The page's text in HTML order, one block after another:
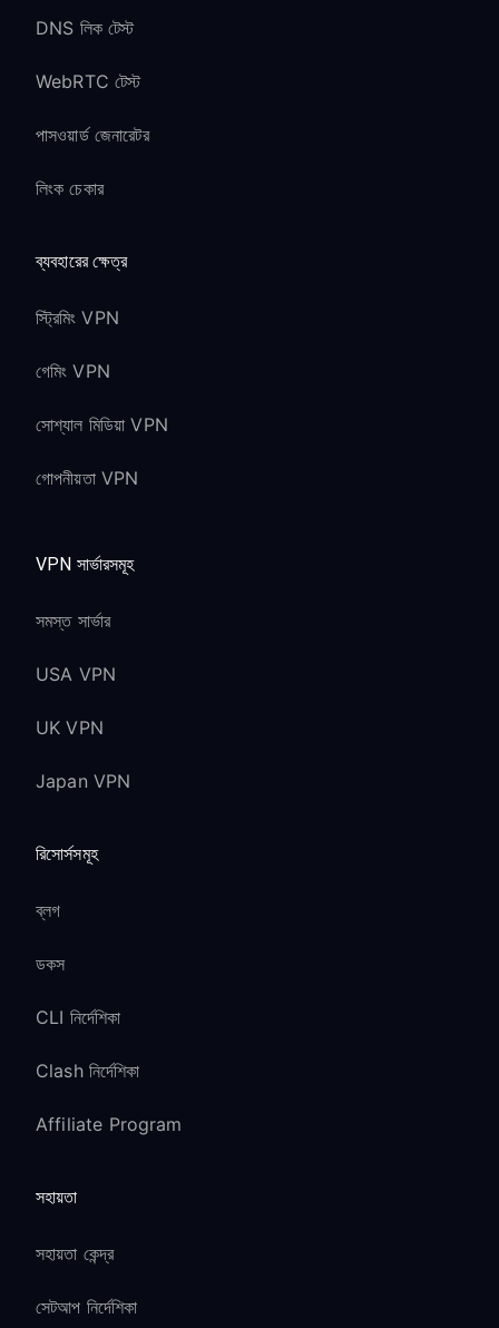
DNS লিক টেস্ট
WebRTC টেস্ট
পাসওয়ার্ড জেনারেটর
লিংক চেকার
ব্যবহারের ক্ষেত্র
স্ট্রিমিং VPN
গেমিং VPN
সোশ্যাল মিডিয়া VPN
গোপনীয়তা VPN
VPN সার্ভারসমূহ
সমস্ত সার্ভার
USA VPN
UK VPN
Japan VPN
রিসোর্সসমূহ
ব্লগ
ডকস
CLI নির্দেশিকা
Clash নির্দেশিকা
Affiliate Program
সহায়তা
সহায়তা কেন্দ্র
সেটআপ নির্দেশিকা